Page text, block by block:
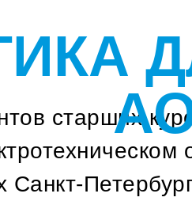
старших
Санкт-